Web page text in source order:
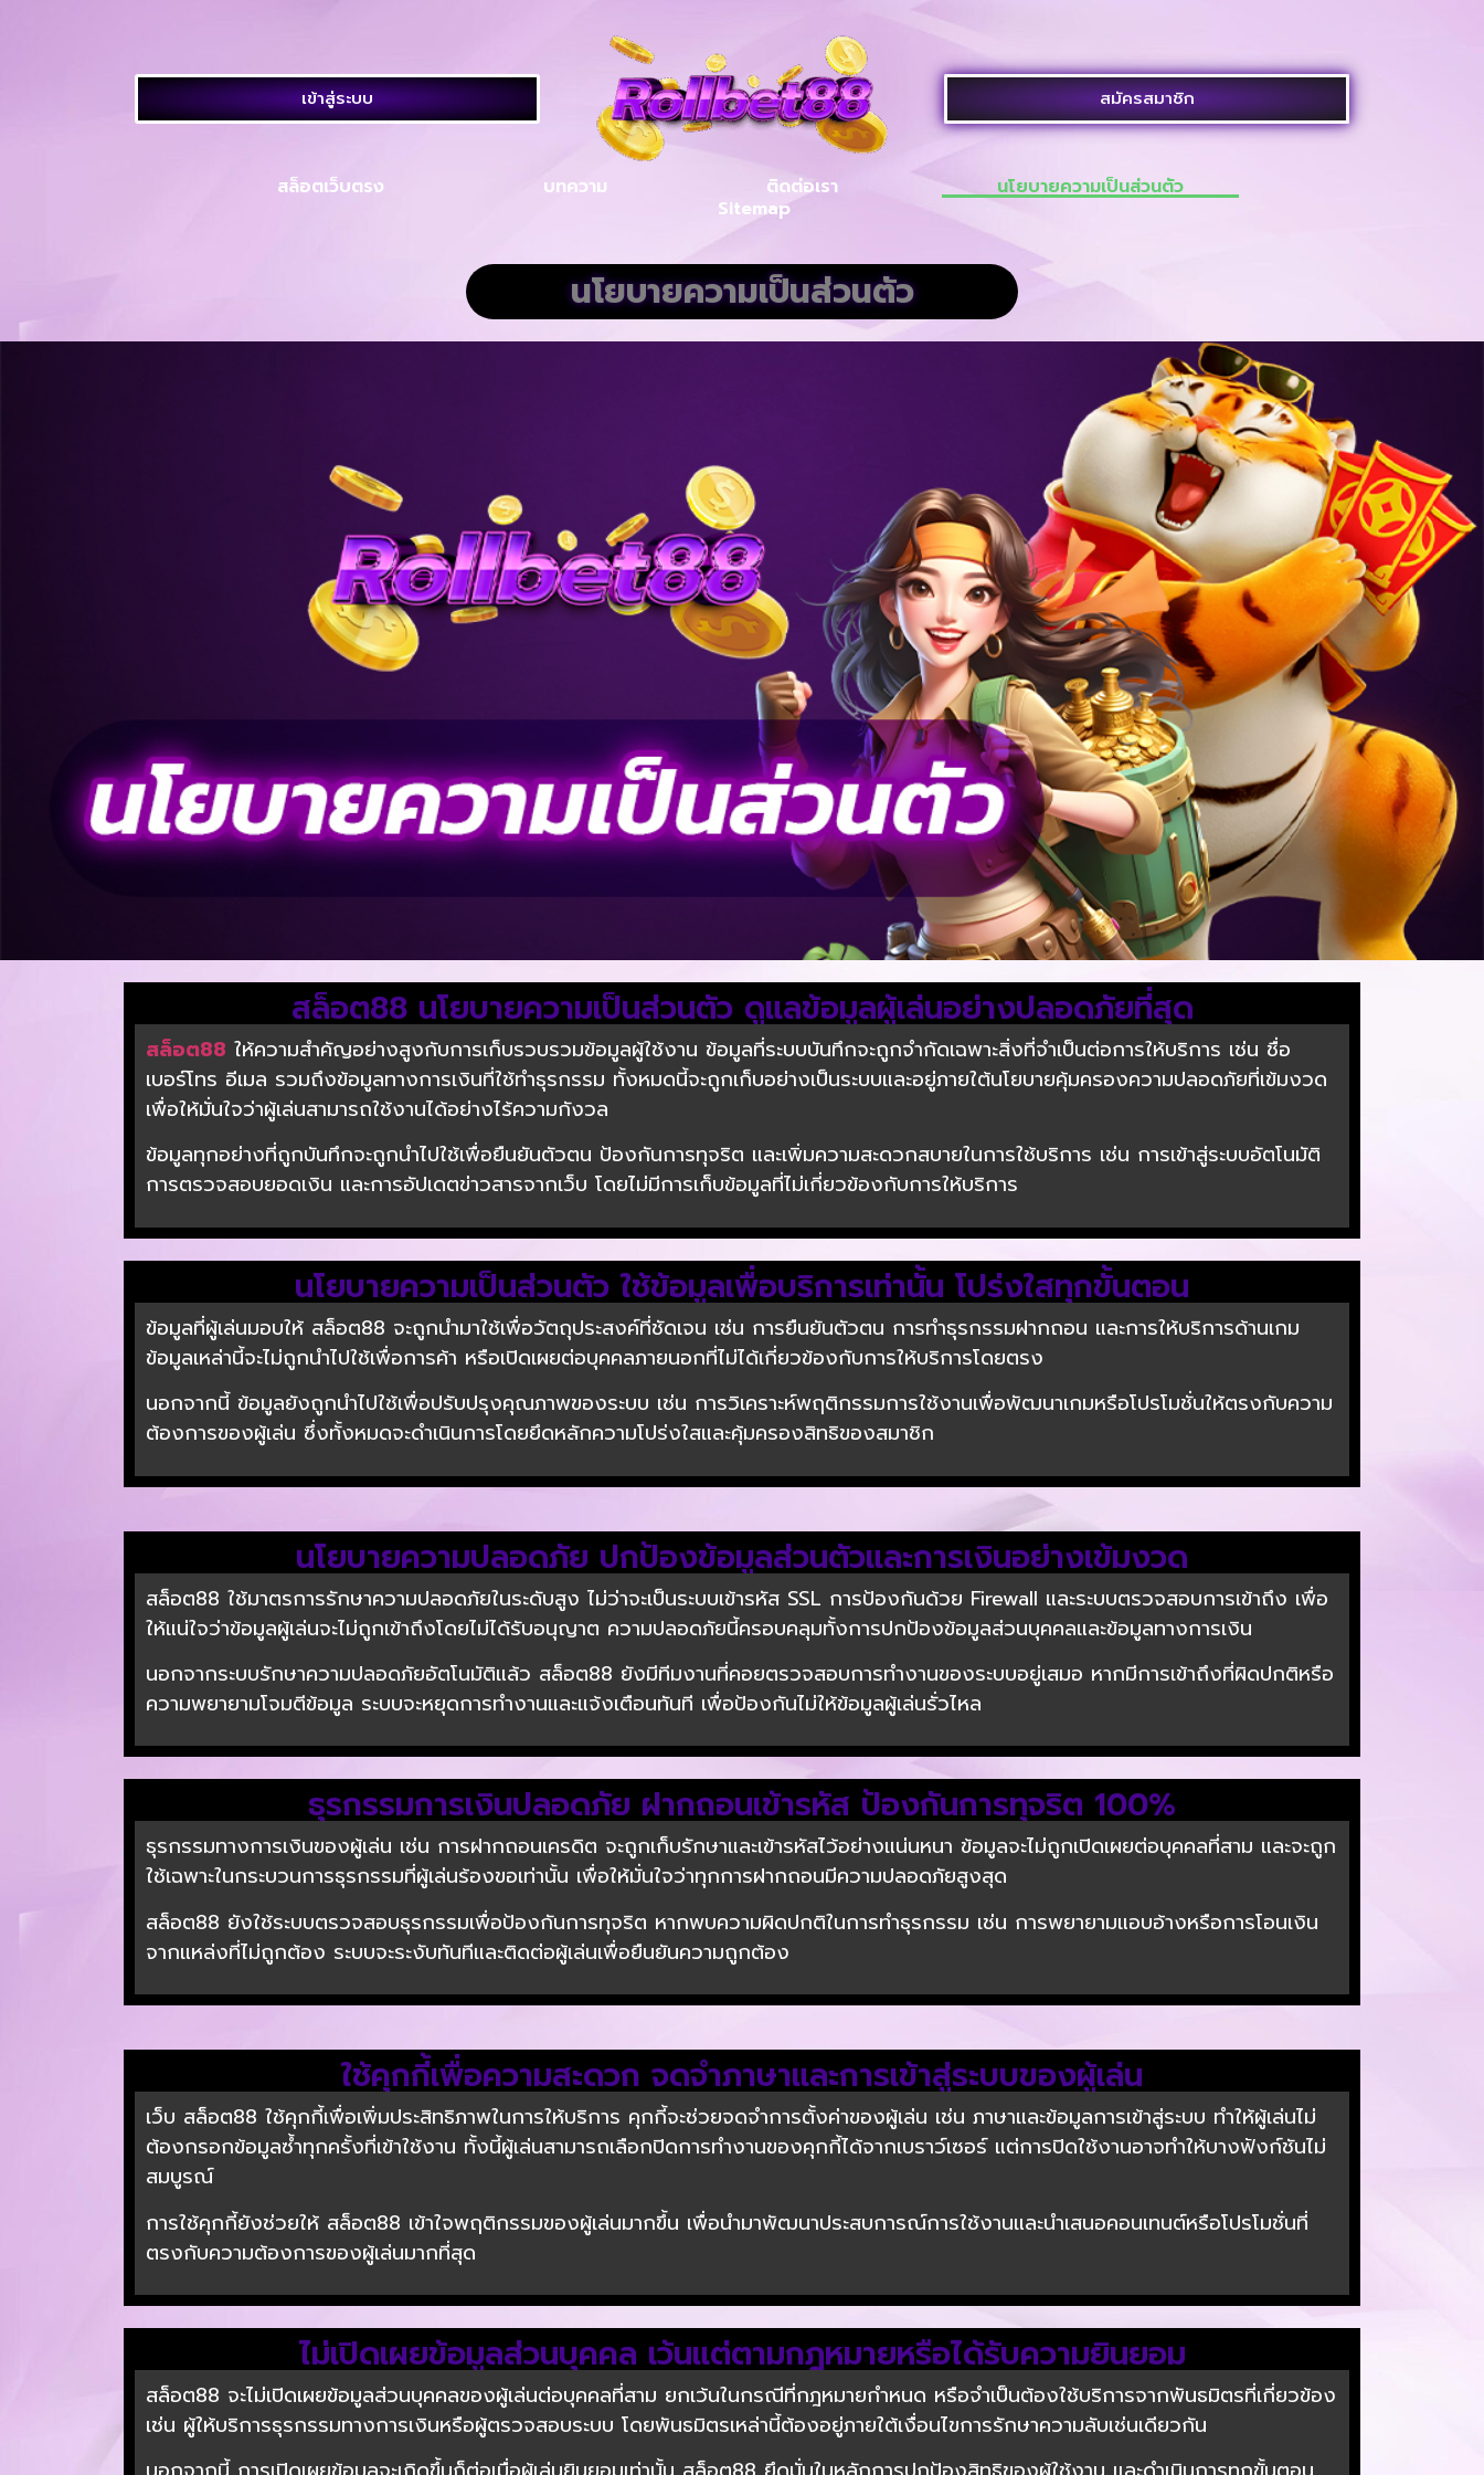
เข้าสู่ระบบ สมัครสมาชิก
สล็อตเว็บตรง บทความ ติดต่อเรา
นโยบายความเป็นส่วนตัว
Sitemap
นโยบายความเป็นส่วนตัว
สล็อต88 นโยบายความเป็นส่วนตัว ดูแลข้อมูลผู้เล่นอย่างปลอดภัยที่สุด
สล็อต88 ให้ความสำคัญอย่างสูงกับการเก็บรวบรวมข้อมูลผู้ใช้งาน ข้อมูลที่ระบบบันทึกจะถูกจำกัดเฉพาะสิ่งที่จำเป็นต่อการให้บริการ เช่น ชื่อ
เบอร์โทร อีเมล รวมถึงข้อมูลทางการเงินที่ใช้ทำธุรกรรม ทั้งหมดนี้จะถูกเก็บอย่างเป็นระบบและอยู่ภายใต้นโยบายคุ้มครองความปลอดภัยที่เข้มงวด
เพื่อให้มั่นใจว่าผู้เล่นสามารถใช้งานได้อย่างไร้ความกังวล
ข้อมูลทุกอย่างที่ถูกบันทึกจะถูกนำไปใช้เพื่อยืนยันตัวตน ป้องกันการทุจริต และเพิ่มความสะดวกสบายในการใช้บริการ เช่น การเข้าสู่ระบบอัตโนมัติ
การตรวจสอบยอดเงิน และการอัปเดตข่าวสารจากเว็บ โดยไม่มีการเก็บข้อมูลที่ไม่เกี่ยวข้องกับการให้บริการ
นโยบายความเป็นส่วนตัว ใช้ข้อมูลเพื่อบริการเท่านั้น โปร่งใสทุกขั้นตอน
ข้อมูลที่ผู้เล่นมอบให้ สล็อต88 จะถูกนำมาใช้เพื่อวัตถุประสงค์ที่ชัดเจน เช่น การยืนยันตัวตน การทำธุรกรรมฝากถอน และการให้บริการด้านเกม
ข้อมูลเหล่านี้จะไม่ถูกนำไปใช้เพื่อการค้า หรือเปิดเผยต่อบุคคลภายนอกที่ไม่ได้เกี่ยวข้องกับการให้บริการโดยตรง
นอกจากนี้ ข้อมูลยังถูกนำไปใช้เพื่อปรับปรุงคุณภาพของระบบ เช่น การวิเคราะห์พฤติกรรมการใช้งานเพื่อพัฒนาเกมหรือโปรโมชั่นให้ตรงกับความ
ต้องการของผู้เล่น ซึ่งทั้งหมดจะดำเนินการโดยยึดหลักความโปร่งใสและคุ้มครองสิทธิของสมาชิก
นโยบายความปลอดภัย ปกป้องข้อมูลส่วนตัวและการเงินอย่างเข้มงวด
สล็อต88 ใช้มาตรการรักษาความปลอดภัยในระดับสูง ไม่ว่าจะเป็นระบบเข้ารหัส SSL การป้องกันด้วย Firewall และระบบตรวจสอบการเข้าถึง เพื่อ
ให้แน่ใจว่าข้อมูลผู้เล่นจะไม่ถูกเข้าถึงโดยไม่ได้รับอนุญาต ความปลอดภัยนี้ครอบคลุมทั้งการปกป้องข้อมูลส่วนบุคคลและข้อมูลทางการเงิน
นอกจากระบบรักษาความปลอดภัยอัตโนมัติแล้ว สล็อต88 ยังมีทีมงานที่คอยตรวจสอบการทำงานของระบบอยู่เสมอ หากมีการเข้าถึงที่ผิดปกติหรือ
ความพยายามโจมตีข้อมูล ระบบจะหยุดการทำงานและแจ้งเตือนทันที เพื่อป้องกันไม่ให้ข้อมูลผู้เล่นรั่วไหล
ธุรกรรมการเงินปลอดภัย ฝากถอนเข้ารหัส ป้องกันการทุจริต 100%
ธุรกรรมทางการเงินของผู้เล่น เช่น การฝากถอนเครดิต จะถูกเก็บรักษาและเข้ารหัสไว้อย่างแน่นหนา ข้อมูลจะไม่ถูกเปิดเผยต่อบุคคลที่สาม และจะถูก
ใช้เฉพาะในกระบวนการธุรกรรมที่ผู้เล่นร้องขอเท่านั้น เพื่อให้มั่นใจว่าทุกการฝากถอนมีความปลอดภัยสูงสุด
สล็อต88 ยังใช้ระบบตรวจสอบธุรกรรมเพื่อป้องกันการทุจริต หากพบความผิดปกติในการทำธุรกรรม เช่น การพยายามแอบอ้างหรือการโอนเงิน
จากแหล่งที่ไม่ถูกต้อง ระบบจะระงับทันทีและติดต่อผู้เล่นเพื่อยืนยันความถูกต้อง
ใช้คุกกี้เพื่อความสะดวก จดจำภาษาและการเข้าสู่ระบบของผู้เล่น
เว็บ สล็อต88 ใช้คุกกี้เพื่อเพิ่มประสิทธิภาพในการให้บริการ คุกกี้จะช่วยจดจำการตั้งค่าของผู้เล่น เช่น ภาษาและข้อมูลการเข้าสู่ระบบ ทำให้ผู้เล่นไม่
ต้องกรอกข้อมูลซ้ำทุกครั้งที่เข้าใช้งาน ทั้งนี้ผู้เล่นสามารถเลือกปิดการทำงานของคุกกี้ได้จากเบราว์เซอร์ แต่การปิดใช้งานอาจทำให้บางฟังก์ชันไม่
สมบูรณ์
การใช้คุกกี้ยังช่วยให้ สล็อต88 เข้าใจพฤติกรรมของผู้เล่นมากขึ้น เพื่อนำมาพัฒนาประสบการณ์การใช้งานและนำเสนอคอนเทนต์หรือโปรโมชั่นที่
ตรงกับความต้องการของผู้เล่นมากที่สุด
ไม่เปิดเผยข้อมูลส่วนบุคคล เว้นแต่ตามกฎหมายหรือได้รับความยินยอม
สล็อต88 จะไม่เปิดเผยข้อมูลส่วนบุคคลของผู้เล่นต่อบุคคลที่สาม ยกเว้นในกรณีที่กฎหมายกำหนด หรือจำเป็นต้องใช้บริการจากพันธมิตรที่เกี่ยวข้อง
เช่น ผู้ให้บริการธุรกรรมทางการเงินหรือผู้ตรวจสอบระบบ โดยพันธมิตรเหล่านี้ต้องอยู่ภายใต้เงื่อนไขการรักษาความลับเช่นเดียวกัน